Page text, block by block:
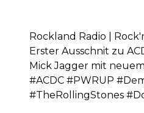
Rockland Radio |
Erster Ausschnit zu
Mick Jagger mit
#ACDC #PWRUP
#TheRollingStones